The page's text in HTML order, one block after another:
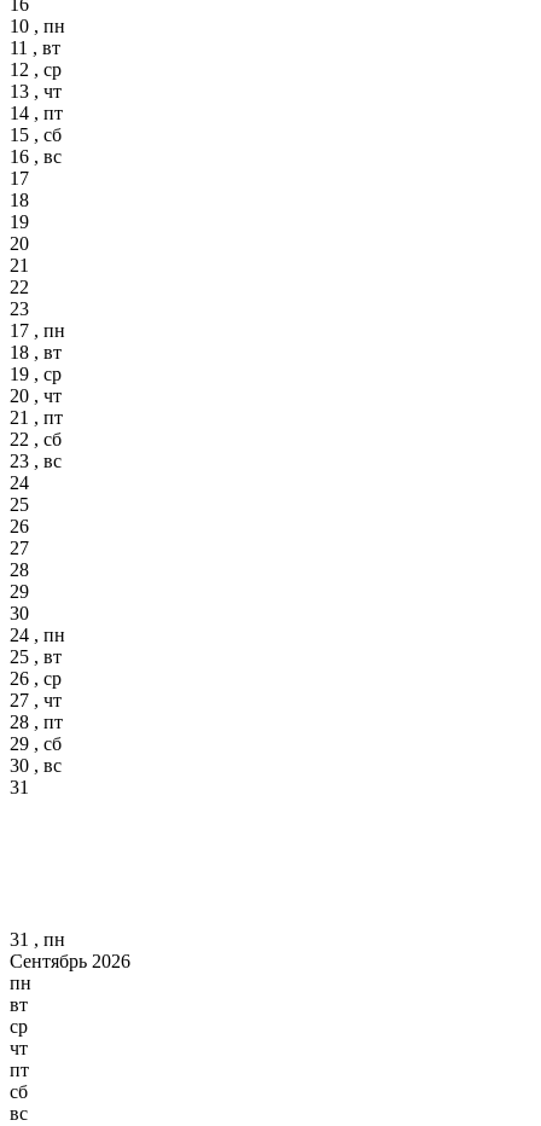
10 , пн
11 , вт
12 , ср
13 , чт
14 , пт
15 , сб
16 , вс
17
18
19
20
21
22
23
17 , пн
18 , вт
19 , ср
20 , чт
21 , пт
22 , сб
23 , вс
24
25
26
27
28
29
30
24 , пн
25 , вт
26 , ср
27 , чт
28 , пт
29 , сб
30 , вс
31
31 , пн
Сентябрь 2026
пн
вт
ср
чт
пт
сб
вс